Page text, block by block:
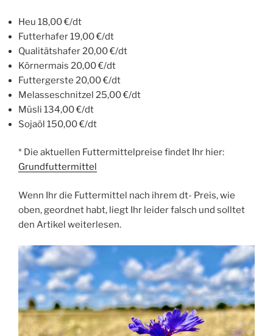
Heu 18,00 €/dt
Futterhafer 19,00 €/dt
Qualitätshafer 20,00 €/dt
Körnermais 20,00 €/dt
Futtergerste 20,00 €/dt
Melasseschnitzel 25,00 €/dt
Müsli 134,00 €/dt
Sojaöl 150,00 €/dt
* Die aktuellen Futtermittelpreise findet Ihr hier:
Grundfuttermittel
Wenn Ihr die Futtermittel nach ihrem dt- Preis, wie
oben, geordnet habt, liegt Ihr leider falsch und solltet
den Artikel weiterlesen.